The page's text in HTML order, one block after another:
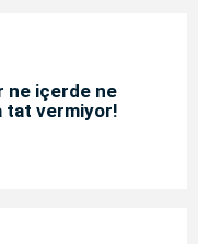
ne içerde ne
tat vermiyor!